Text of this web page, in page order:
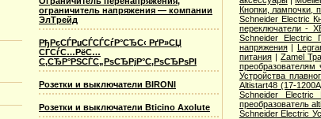
ограничитель напряжения — компании
ЭлТрейд
РђРєСЃРµСЃСЃСѓР°СЂС‹ РґР»СЏ
СЃСѓС…РёС…
С‚СЂР°РЅСЃС„РѕСЂРјР°С‚РѕСЂРѕРІ
Розетки и выключатели BIRONI
Розетки и выключатели Bticino Axolute
Кнопки, лампочки,
Schneider Electric
переключатели -
Schneider Electric
напряжения|
питания|Zamel
преобразователям
Устройства
Altistart48 (17-
Schneider Electric
преобразователь
Schneider Electric